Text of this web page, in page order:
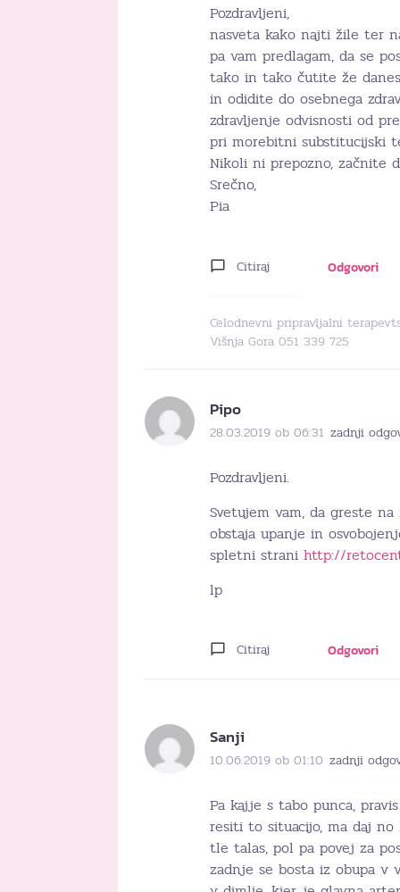
Pozdravljeni,
nasveta kako najti žile ter
pa vam predlagam, da se
tako in tako čutite že
in odidite do osebnega
zdravljenje odvisnosti od
pri morebitni substitucijski
Nikoli ni prepozno, začnite
Srečno,
Pia
Citiraj Odgovori
Celodnevni pripravljalni
Višnja Gora 051 339 725
Pipo
28.03.2019 ob 06:31 zadnji
Pozdravljeni.
Svetujem vam, da greste
obstaja upanje in
spletni strani http://
lp
Citiraj Odgovori
Sanji
10.06.2019 ob 01:10 zadnji
Pa kajje s tabo punca,
resiti to situacijo, ma daj
tle talas, pol pa povej za
zadnje se bosta iz obupa v